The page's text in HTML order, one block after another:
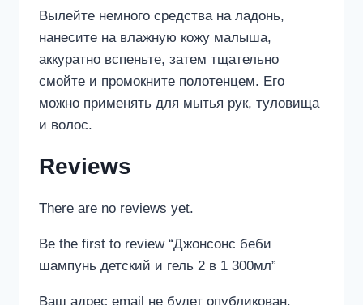
Вылейте немного средства на ладонь,
нанесите на влажную кожу малыша,
аккуратно вспеньте, затем тщательно
смойте и промокните полотенцем. Его
можно применять для мытья рук, туловища
и волос.
Reviews
There are no reviews yet.
Be the first to review “Джонсонс беби
шампунь детский и гель 2 в 1 300мл”
Ваш адрес email не будет опубликован.